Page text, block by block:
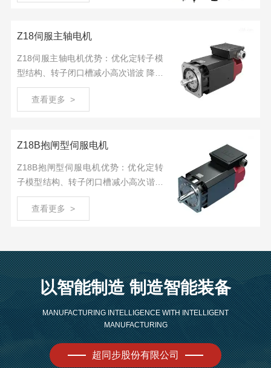
Z18伺服主轴电机
Z18伺服主轴电机优势：优化定转子模
型结构、转子闭口槽减小高次谐波 降低
高速噪声、无机壳内置风道高效散热、
地脚与机体合一增强抗震动性、内置高
查看更多 >
Z18B抱闸型伺服电机
Z18B抱闸型伺服电机优势：优化定转
子模型结构、转子闭口槽减小高次谐波
降低高速噪声、无机壳内置风道 高效散
热、地脚与机体合一增强抗震动性、内
查看更多 >
以智能制造 制造智能装备
MANUFACTURING INTELLIGENCE WITH INTELLIGENT
MANUFACTURING
超同步股份有限公司